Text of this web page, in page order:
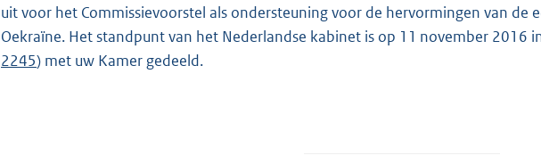
uit voor het Commissievoorstel als ondersteuning voor de hervormingen van de
Oekraïne. Het standpunt van het Nederlandse kabinet is op 11 november 2016
2245) met uw Kamer gedeeld.